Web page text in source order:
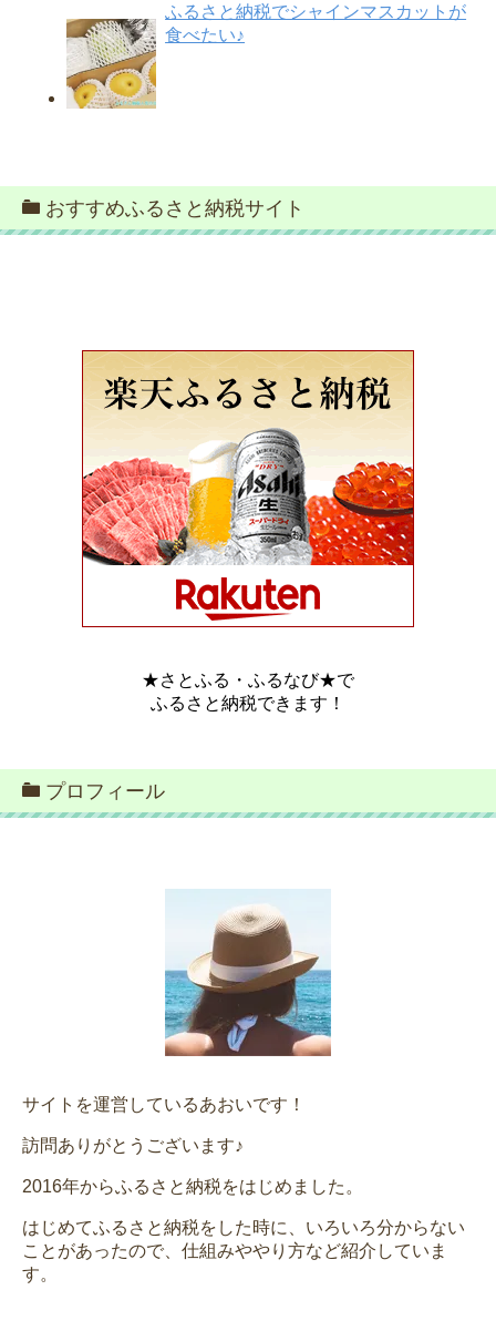
ふるさと納税でシャインマスカットが
食べたい♪
おすすめふるさと納税サイト
★さとふる・ふるなび★で
ふるさと納税できます！
プロフィール
サイトを運営しているあおいです！
訪問ありがとうございます♪
2016年からふるさと納税をはじめました。
はじめてふるさと納税をした時に、いろいろ分からない
ことがあったので、仕組みややり方など紹介していま
す。